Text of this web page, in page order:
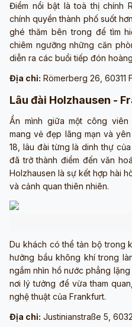
Điểm nổi bật là toà thị chính
chính quyền thành phố suốt
ghé thăm bên trong để tìm
chiêm ngưỡng những căn
diễn ra các buổi tiếp đón
Địa chỉ: Römerberg 26, 60311
Lâu đài Holzhausen -
Ẩn mình giữa một công viên
mang vẻ đẹp lãng mạn và
18, lâu đài từng là dinh thự
đã trở thành điểm đến văn
Holzhausen là sự kết hợp hài
và cảnh quan thiên nhiên.
Du khách có thể tản bộ trong
hưởng bầu không khí trong
ngắm nhìn hồ nước phẳng
nơi lý tưởng để vừa tham
nghệ thuật của Frankfurt.
Địa chỉ: Justinianstraße 5,